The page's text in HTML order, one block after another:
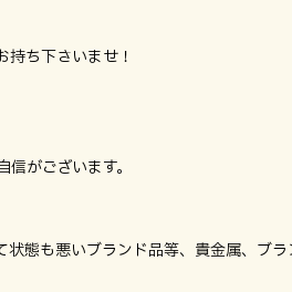
ち下さいませ！
がございます。
態も悪いブランド品等、貴金属、ブラ